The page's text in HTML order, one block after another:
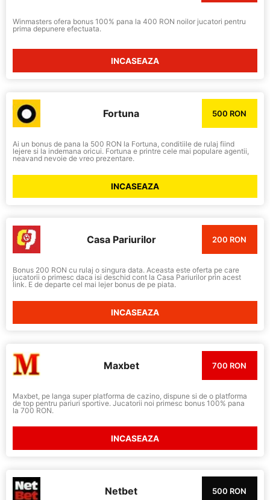
Winmasters ofera bonus 100% pana la 400 RON noilor jucatori pentru
prima depunere efectuata.
INCASEAZA
Fortuna 500 RON
Ai un bonus de pana la 500 RON la Fortuna, conditiile de rulaj fiind
lejere si la indemana oricui. Fortuna e printre cele mai populare agentii,
neavand nevoie de vreo prezentare.
INCASEAZA
Casa Pariurilor 200 RON
Bonus 200 RON cu rulaj o singura data. Aceasta este oferta pe care
jucatorii o primesc daca isi deschid cont la Casa Pariurilor prin acest
link. E de departe cel mai lejer bonus de pe piata.
INCASEAZA
Maxbet 700 RON
Maxbet, pe langa super platforma de cazino, dispune si de o platforma
de top pentru pariuri sportive. Jucatorii noi primesc bonus 100% pana
la 700 RON.
INCASEAZA
Netbet 500 RON